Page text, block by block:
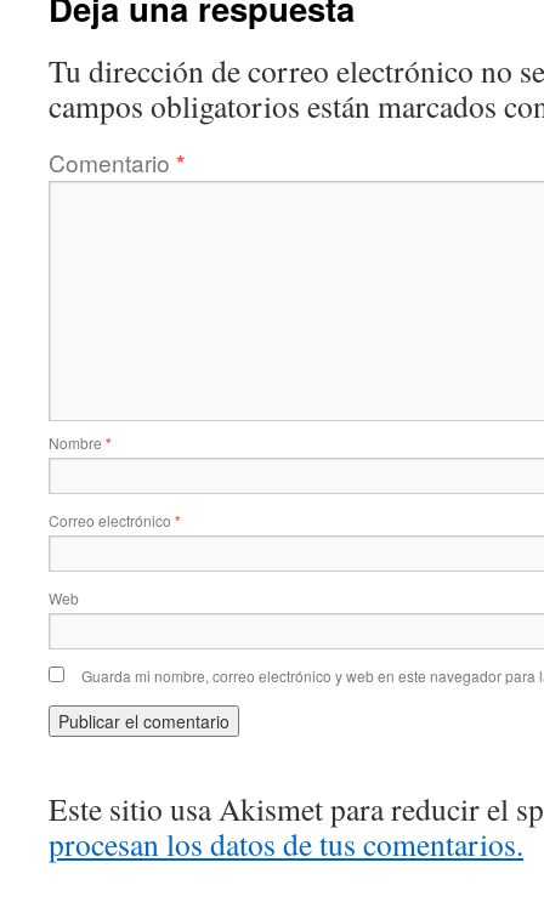
Tu dirección de correo electrónico no
campos obligatorios están marcados
Comentario *
Nombre *
Correo electrónico *
Web
Guarda mi nombre, correo electrónico y web en este navegador para
Este sitio usa Akismet para reducir el
procesan los datos de tus comentarios.